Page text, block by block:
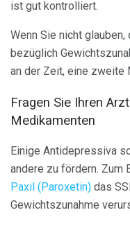
ist gut kontrolliert.
Wenn Sie nicht
bezüglich
an der Zeit, eine zweite
Fragen Sie Ihren
Medikamenten
Einige Antidepressiva
andere zu fördern. Zum
Paxil (Paroxetin) das
Gewichtszunahme